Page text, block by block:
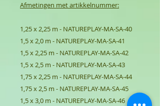
Afmetingen met artikkelnummer:
1,25 x 2,25 m - NATUREPLAY-MA-SA-40
1,5 x 2,0 m - NATUREPLAY-MA-SA-41
1,5 x 2,25 m - NATUREPLAY-MA-SA-42
1,5 x 2,5 m - NATUREPLAY-MA-SA-43
1,75 x 2,25 m - NATUREPLAY-MA-SA-44
1,75 x 2,5 m - NATUREPLAY-MA-SA-45
1,5 x 3,0 m - NATUREPLAY-MA-SA-46